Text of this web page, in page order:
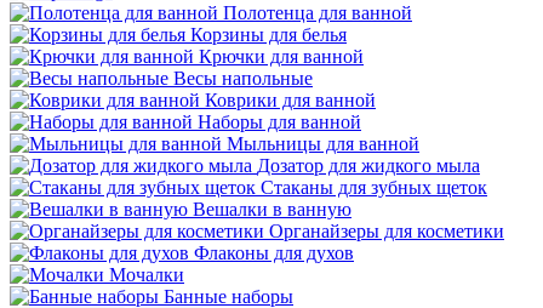
Полотенца для ванной
Корзины для белья
Крючки для ванной
Весы напольные
Коврики для ванной
Наборы для ванной
Мыльницы для ванной
Дозатор для жидкого мыла
Стаканы для зубных щеток
Вешалки в ванную
Органайзеры для косметики
Флаконы для духов
Мочалки
Банные наборы